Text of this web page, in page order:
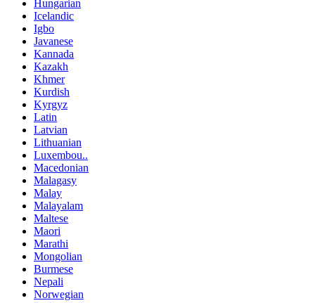
Hungarian
Icelandic
Igbo
Javanese
Kannada
Kazakh
Khmer
Kurdish
Kyrgyz
Latin
Latvian
Lithuanian
Luxembou..
Macedonian
Malagasy
Malay
Malayalam
Maltese
Maori
Marathi
Mongolian
Burmese
Nepali
Norwegian